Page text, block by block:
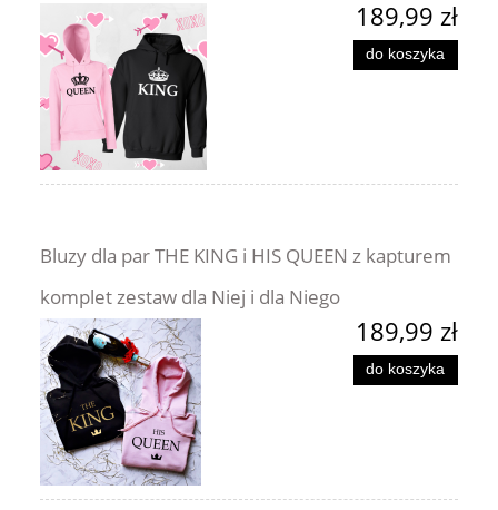
189,99 zł
do koszyka
Bluzy dla par THE KING i HIS QUEEN z kapturem
komplet zestaw dla Niej i dla Niego
189,99 zł
do koszyka